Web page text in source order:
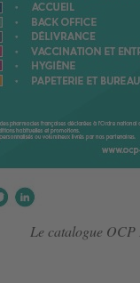
Le catalogue OCP